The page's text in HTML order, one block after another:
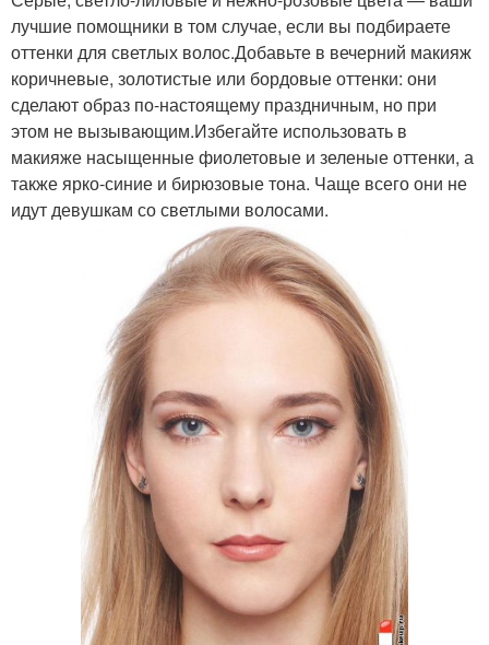
лучшие помощники в том случае, если вы подбираете
оттенки для светлых волос.Добавьте в вечерний макияж
коричневые, золотистые или бордовые оттенки: они
сделают образ по-настоящему праздничным, но при
этом не вызывающим.Избегайте использовать в
макияже насыщенные фиолетовые и зеленые оттенки, а
также ярко-синие и бирюзовые тона. Чаще всего они не
идут девушкам со светлыми волосами.